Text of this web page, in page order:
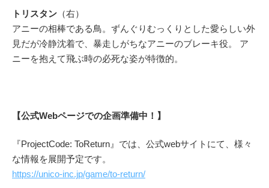
トリスタン （右）
アニーの相棒である鳥。ずんぐりむっくりとした愛らしい外
見だが冷静沈着で、暴走しがちなアニーのブレーキ役。 ア
ニーを抱えて飛ぶ時の必死な姿が特徴的。
【公式Webページでの企画準備中！】
『ProjectCode: ToReturn』では、公式webサイトにて、様々
な情報を展開予定です。
https://unico-inc.jp/game/to-return/